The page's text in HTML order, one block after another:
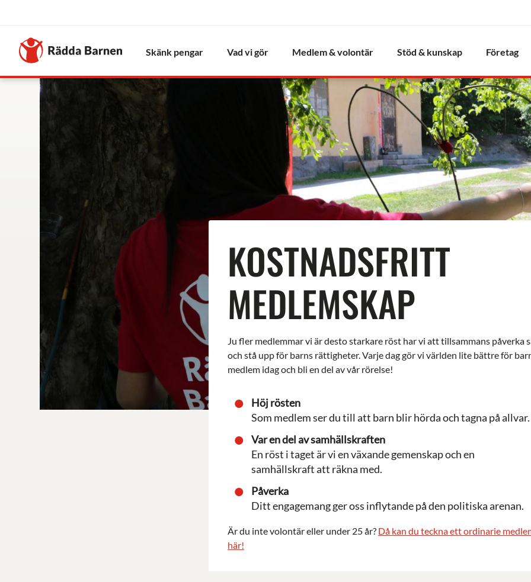
Till
Rädda
Barnens
startsida
Skänk pengar Vad vi gör Medlem & volontär Stöd & kunskap Företag
KOSTNADSFRITT
MEDLEMSKAP
Ju fler medlemmar vi är desto starkare röst har vi att tillsammans påverka
och stå upp för barns rättigheter. Varje dag gör vi världen lite bättre för
medlem idag och bli en del av vår rörelse!
Höj rösten
Som medlem ser du till att barn blir hörda och tagna på allvar.
Var en del av samhällskraften
En röst i taget är vi en växande gemenskap och en
samhällskraft att räkna med.
Påverka
Ditt engagemang ger oss inflytande på den politiska arenan.
Är du inte volontär eller under 25 år? Då kan du teckna ett ordinarie
här!